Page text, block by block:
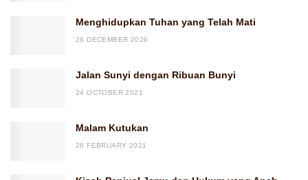
Menghidupkan Tuhan yang Telah Mati
26 DECEMBER 2020
Jalan Sunyi dengan Ribuan Bunyi
24 OCTOBER 2021
Malam Kutukan
28 FEBRUARY 2021